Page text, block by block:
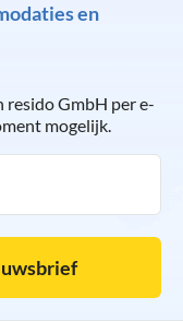
en
resido GmbH per e-
mogelijk.